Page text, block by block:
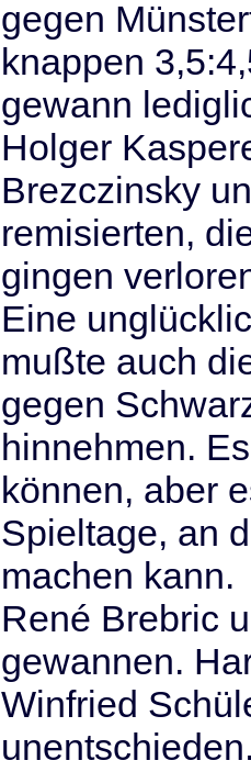
gegen
knappen
gewann
Holger
Brezczinsky
remisierten,
gingen
Eine
mußte auch
gegen
hinnehmen.
können, aber
Spieltage, an
machen kann.
René Brebric
gewannen.
Winfried